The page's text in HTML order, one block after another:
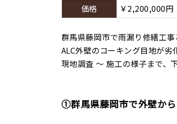
価格
￥2,200,000円
群馬県藤岡市で雨漏り修繕工事
ALC外壁のコーキング目地が劣
現地調査 ～ 施工の様子まで、
①群馬県藤岡市で外壁か